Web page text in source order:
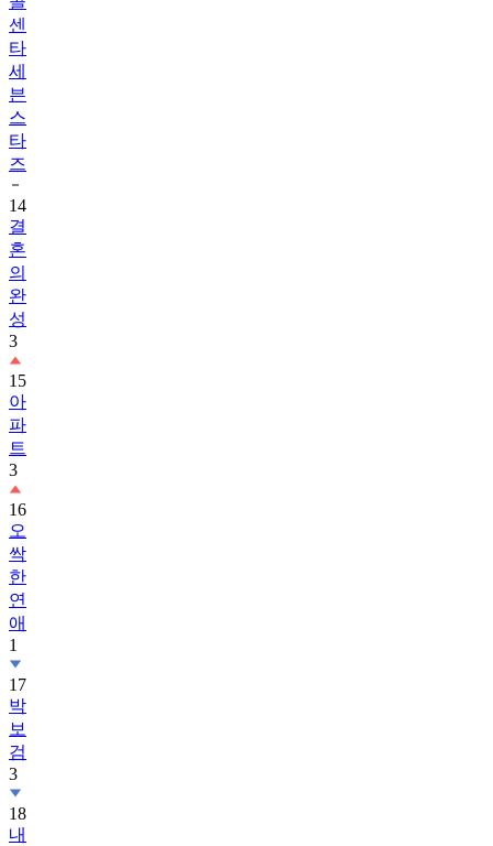
센
타
세
븐
스
타
즈
14
결
혼
의
완
성
3
15
아
파
트
3
16
오
싹
한
연
애
1
17
박
보
검
3
18
내